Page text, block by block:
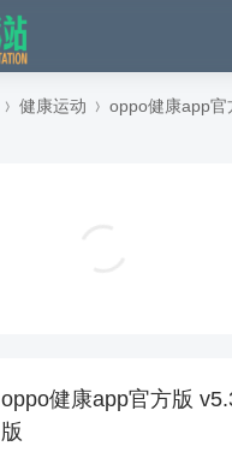
健康运动
oppo健康app
oppo健康app官方版
版